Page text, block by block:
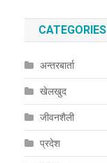
CATEGORIES
अन्तरबार्ता
खेलखुद
जीवनशैली
प्रदेश